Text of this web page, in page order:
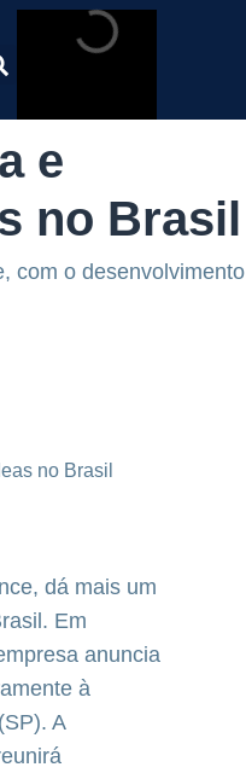
e
no Brasil
com o desenvolvimento
dá mais um
Em
anuncia
à
A